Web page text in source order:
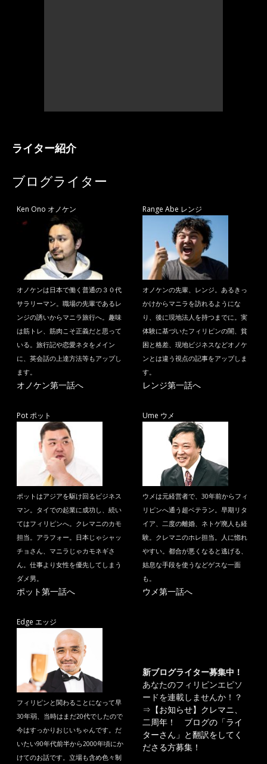
ライター紹介
ブログライター
Ken Ono オノケン
オノケンは日本で働く普通の３０代
サラリーマン。職場の先輩であるレ
ンジの誘いからマニラ旅行へ。趣味
は筋トレ、筋肉こそ正義だと思って
いる。旅行記や恋愛ネタをメイン
に、英会話の上達方法等もアップし
ます。
オノケン第一話へ
Range Abe レンジ
オノケンの先輩、レンジ。あるきっ
かけからマニラを訪れるようにな
り、後に現地法人を持つまでに。実
体験に基づいたフィリピンの闇、貧
困と格差、現地ビジネスなどオノケ
ンとは違う視点の記事をアップしま
す。
レンジ第一話へ
Pot ポット
ポットはアジアを駆け回るビジネス
マン。タイでの起業に成功し、続い
てはフィリピンへ。クレマニのカモ
担当。アラフォー。日本じゃシャッ
チョさん、マニラじゃカモネギさ
ん。仕事より女性を優先してしまう
ダメ男。
ポット第一話へ
Ume ウメ
ウメは元経営者で、30年前からフィ
リピンへ通う超ベテラン。早期リタ
イア、二度の離婚、ネトゲ廃人も経
験。クレマニのホレ担当。人に惚れ
やすい。都合が悪くなると逃げる、
姑息な手段を使うなどゲスな一面
も。
ウメ第一話へ
Edge エッジ
フィリピンと関わることになって早
30年弱、当時はまだ20代でしたので
今はすっかりおじいちゃんです。だ
いたい90年代前半から2000年頃にか
けてのお話です。立場も含め色々制
新ブログライター募集中！
あなたのフィリピンエピソ
ードを連載しませんか！？
⇒ 【お知らせ】クレマニ、
二周年！ ブログの「ライ
ターさん」と翻訳をしてく
ださる方募集！